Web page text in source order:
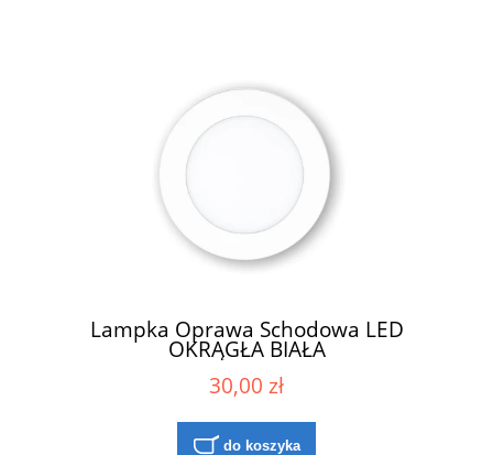
Lampka Oprawa Schodowa LED
OKRĄGŁA BIAŁA
30,00 zł
do koszyka